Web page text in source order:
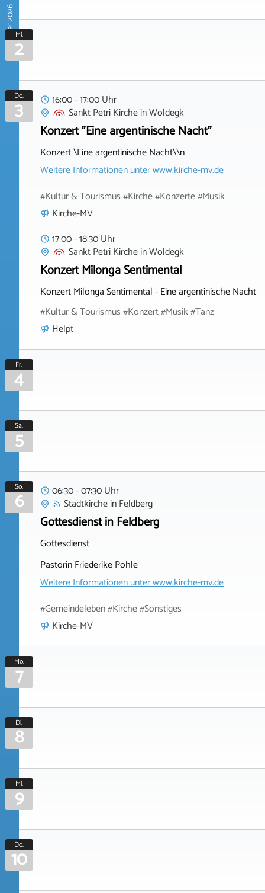
September 2026Mi.
2
Do.
3
16:00 - 17:00 Uhr
Sankt Petri KircheinWoldegk
Konzert "Eine argentinische Nacht"
Konzert \Eine argentinische Nacht\\n
Weitere Informationen unterwww.kirche-mv.de
#Kultur & Tourismus #Kirche #Konzerte #Musik
Kirche-MV
17:00 - 18:30 Uhr
Sankt Petri KircheinWoldegk
Konzert Milonga Sentimental
Konzert Milonga Sentimental - Eine argentinische Nacht
#Kultur & Tourismus #Konzert #Musik #Tanz
Helpt
Fr.
4
Sa.
5
So.
6
06:30 - 07:30 Uhr
StadtkircheinFeldberg
Gottesdienst in Feldberg
Gottesdienst
Pastorin Friederike Pohle
Weitere Informationen unterwww.kirche-mv.de
#Gemeindeleben #Kirche #Sonstiges
Kirche-MV
Mo.
7
Di.
8
Mi.
9
Do.
10